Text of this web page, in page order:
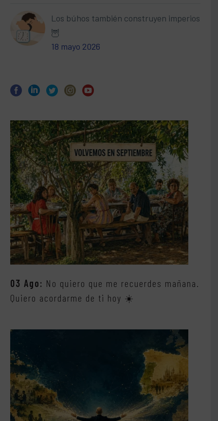
Los búhos también construyen imperios
🦉
18 mayo 2026
03 Ago: No quiero que me recuerdes mañana.
Quiero acordarme de ti hoy ☀️